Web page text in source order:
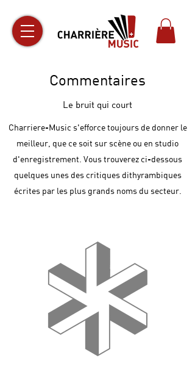
Commentaires
Le bruit qui court
Charriere-Music s'efforce toujours de donner le
meilleur, que ce soit sur scène ou en studio
d'enregistrement. Vous trouverez ci-dessous
quelques unes des critiques dithyrambiques
écrites par les plus grands noms du secteur.